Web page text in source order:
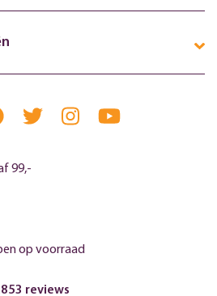
99,-
op voorraad
reviews